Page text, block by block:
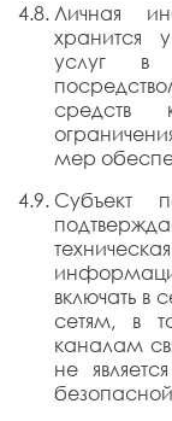
Личная
хранится
услуг в
средств
мер
Субъект
включать в
сетям, в
каналам
не